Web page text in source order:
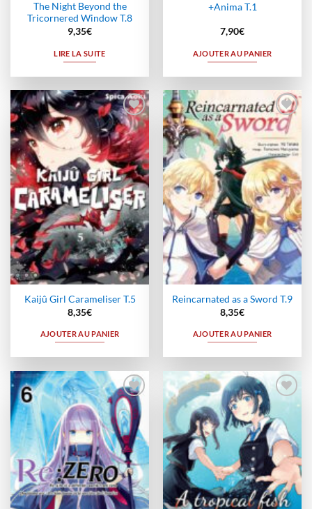
The Night Beyond the
Tricornered Window T.8
9,35€
LIRE LA SUITE
+Anima T.1
7,90€
AJOUTER AU PANIER
Ajouter
à la
wishlist
Kaijû Girl Carameliser T.5
8,35€
AJOUTER AU PANIER
Ajouter
à la
wishlist
Reincarnated as a Sword T.9
8,35€
AJOUTER AU PANIER
Ajouter
à la
wishlist
Ajouter
wishlist